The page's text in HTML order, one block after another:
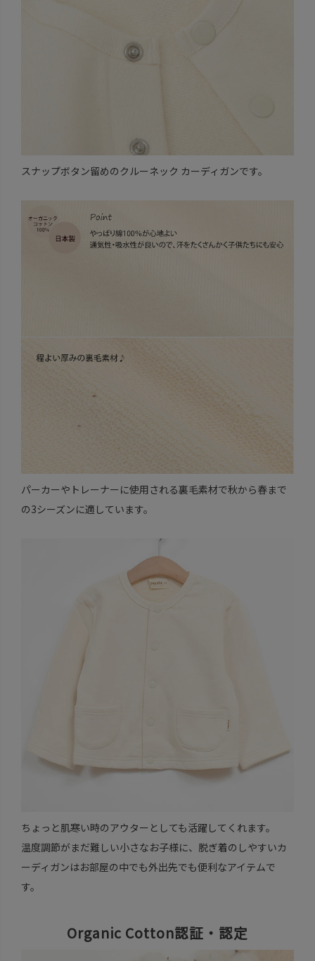
スナップボタン留めのクルーネック カーディガンです。
パーカーやトレーナーに使用される裏毛素材で秋から春まで
の3シーズンに適しています。
ちょっと肌寒い時のアウターとしても活躍してくれます。
温度調節がまだ難しい小さなお子様に、脱ぎ着のしやすいカ
ーディガンはお部屋の中でも外出先でも便利なアイテムで
す。
Organic Cotton認証・認定